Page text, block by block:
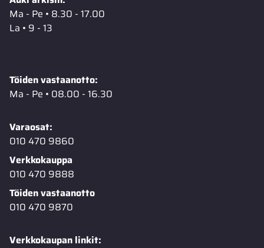
Ma - Pe • 8.30 - 17.00
La • 9 - 13
Töiden vastaanotto:
Ma - Pe • 08.00 - 16.30
Varaosat:
010 470 9860
Verkkokauppa
010 470 9888
Töiden vastaanotto
010 470 9870
Verkkokaupan linkit: